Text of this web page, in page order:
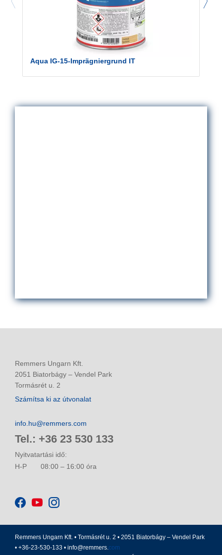
Aqua IG-15-Imprägniergrund IT
Remmers Ungarn Kft.
2051 Biatorbágy – Vendel Park
Tormásrét u. 2
Számítsa ki az útvonalat
info.hu@remmers.com
Tel.: +36 23 530 133
Nyitvatartási idő:
H-P
08:00 – 16:00 óra
Remmers Ungarn Kft. • Tormásrét u. 2 • 2051 Biatorbágy – Vendel Park
• +36-23-530-133 • info@remmers.com